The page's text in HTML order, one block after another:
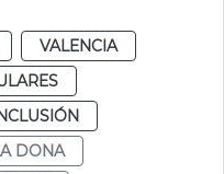
VALENCIA
DONA